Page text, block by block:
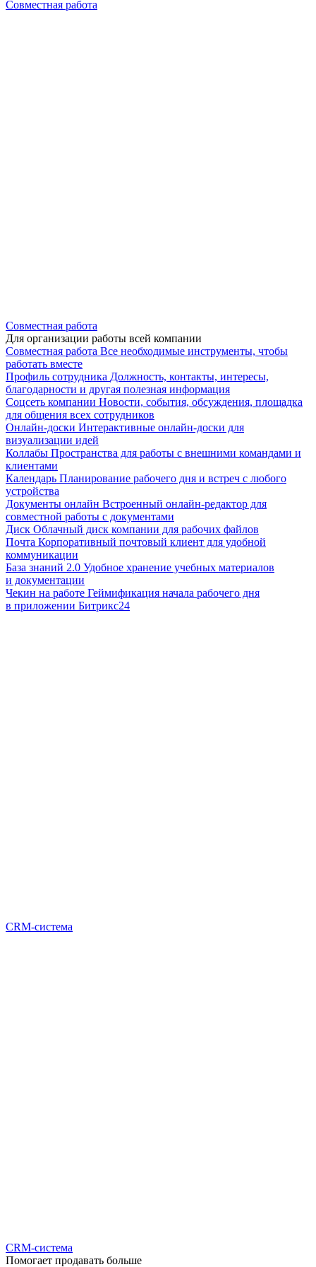
Совместная работа
Совместная работа
Для организации работы всей компании
Совместная работа Все необходимые инструменты, чтобы
работать вместе
Профиль сотрудника Должность, контакты, интересы,
благодарности и другая полезная информация
Соцсеть компании Новости, события, обсуждения, площадка
для общения всех сотрудников
Онлайн-доски Интерактивные онлайн-доски для
визуализации идей
Коллабы Пространства для работы с внешними командами и
клиентами
Календарь Планирование рабочего дня и встреч с любого
устройства
Документы онлайн Встроенный онлайн-редактор для
совместной работы с документами
Диск Облачный диск компании для рабочих файлов
Почта Корпоративный почтовый клиент для удобной
коммуникации
База знаний 2.0 Удобное хранение учебных материалов
и документации
Чекин на работе Геймификация начала рабочего дня
в приложении Битрикс24
CRM-система
CRM-система
Помогает продавать больше